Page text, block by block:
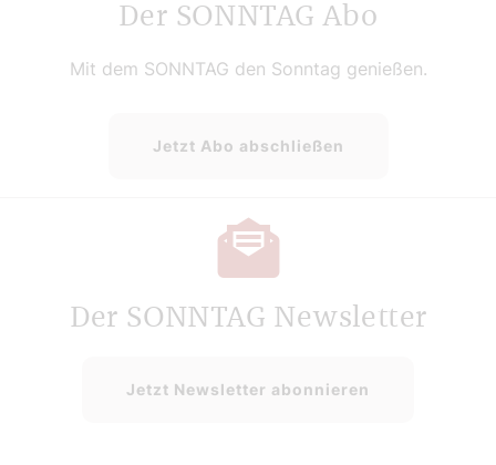
Der SONNTAG Abo
Mit dem SONNTAG den Sonntag genießen.
Jetzt Abo abschließen
Der SONNTAG Newsletter
Jetzt Newsletter abonnieren